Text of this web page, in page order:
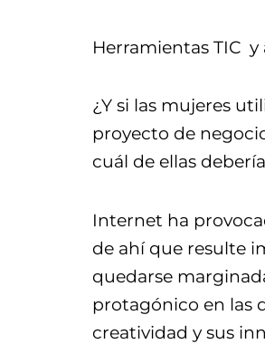
Herramientas TIC
¿Y si las mujeres
proyecto de
cuál de ellas
Internet ha
de ahí que resulte
quedarse
protagónico en las
creatividad y sus